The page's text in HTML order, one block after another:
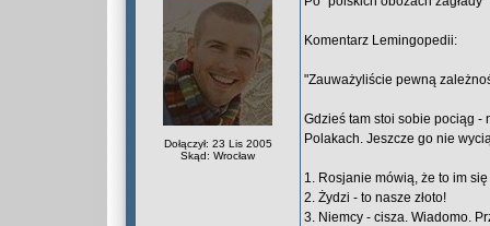
Dołączył: 23 Lis 2005
Skąd: Wrocław
Komentarz Lemingopedii:
"Zauważyliście pewną
Gdzieś tam stoi sobie pociąg -
Polakach. Jeszcze go nie
1. Rosjanie mówią, że to im
2. Żydzi - to nasze złoto!
3. Niemcy - cisza. Wiadomo.